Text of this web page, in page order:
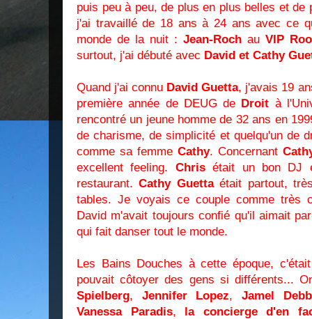
puis peu à peu, de plus en plus belles et de
j'ai travaillé de 18 ans à 24 ans avec ce
monde de la nuit : Jean-Roch au VIP
surtout, j'ai débuté avec David et Cathy
Quand j'ai connu David Guetta, j'avais 19
première année de DEUG de Droit à
rencontré un jeune homme de 32 ans en
de charisme, de simplicité et quelqu'un de
comme sa femme Cathy. Concernant
excellent feeling. Chrisétait un bon DJ
restaurant.Cathy Guettaétait partout,
tables. Je voyais ce couple comme très
David m'avait toujours confié qu'il aimait
qui fait danser tout le monde.
Les Bains Douches à cette époque,
pouvait côtoyer des gens si différents...
Spielberg, Jennifer Lopez,Jamel
Vanessa Paradis, la concierge d'en